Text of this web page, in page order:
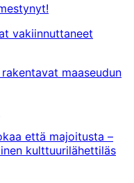
vakiinnuttaneet
maaseudun
että majoitusta –
kulttuurilähettiläs